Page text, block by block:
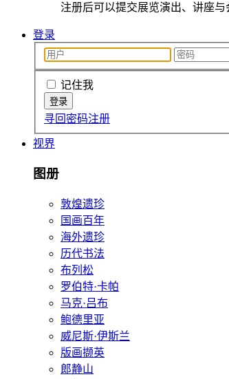
注册后可以提交展览演出、讲座
登录
记住我
寻回密码注册
视界
图册
敦煌遗珍
国画百年
海外遗珍
历代书法
布列松
罗伯特·卡帕
马克·吕布
鲍德里亚
威尼斯·伊斯兰
版画撷英
郎静山